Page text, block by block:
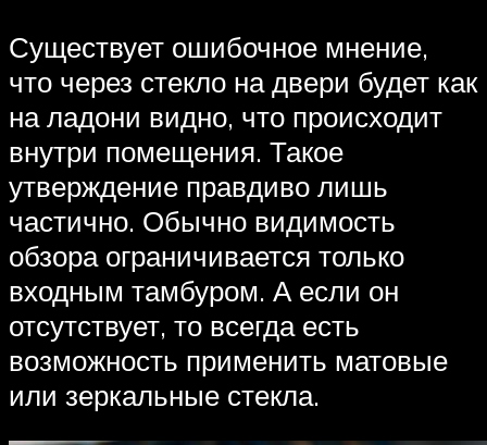
Существует ошибочное мнение,
что через стекло на двери будет как
на ладони видно, что происходит
внутри помещения. Такое
утверждение правдиво лишь
частично. Обычно видимость
обзора ограничивается только
входным тамбуром. А если он
отсутствует, то всегда есть
возможность применить матовые
или зеркальные стекла.